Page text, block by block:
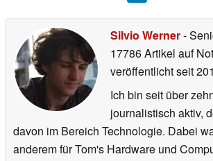
Silvio Werner-
17786 Artikel auf
veröffentlichtseit
Ich bin seit über
journalistisch aktiv,
davon im Bereich Technologie. Dabei
anderem für Tom's Hardware und